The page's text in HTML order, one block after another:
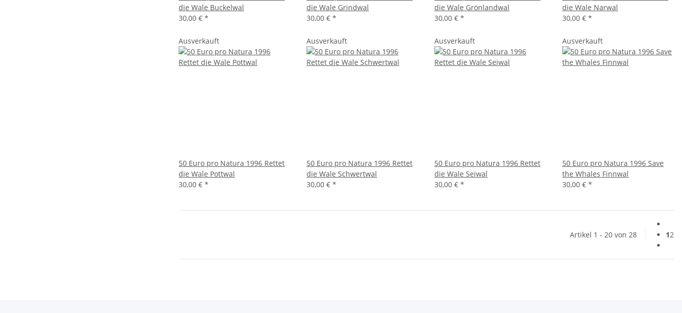
die Wale Buckelwal
30,00 € *
die Wale Grindwal
30,00 € *
die Wale Grönlandwal
30,00 € *
die Wale Narwal
30,00 € *
Ausverkauft
50 Euro pro Natura 1996 Rettet
die Wale Pottwal
30,00 € *
Ausverkauft
50 Euro pro Natura 1996 Rettet
die Wale Schwertwal
30,00 € *
Ausverkauft
50 Euro pro Natura 1996 Rettet
die Wale Seiwal
30,00 € *
Ausverkauft
50 Euro pro Natura 1996 Save
the Whales Finnwal
30,00 € *
Artikel 1 - 20 von 28 12